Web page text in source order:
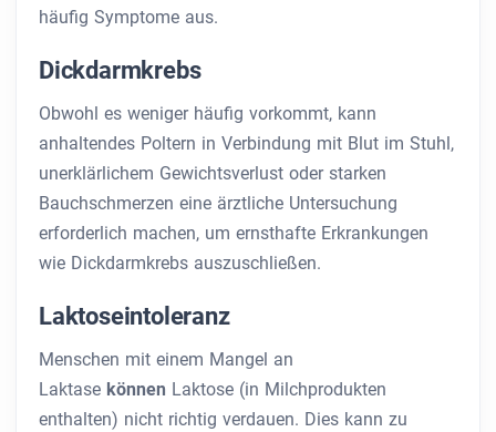
häufig Symptome aus.
Dickdarmkrebs
Obwohl es weniger häufig vorkommt, kann
anhaltendes Poltern in Verbindung mit Blut im Stuhl,
unerklärlichem Gewichtsverlust oder starken
Bauchschmerzen eine ärztliche Untersuchung
erforderlich machen, um ernsthafte Erkrankungen
wie Dickdarmkrebs auszuschließen.
Laktoseintoleranz
Menschen mit einem Mangel an
Laktase können Laktose (in Milchprodukten
enthalten) nicht richtig verdauen. Dies kann zu